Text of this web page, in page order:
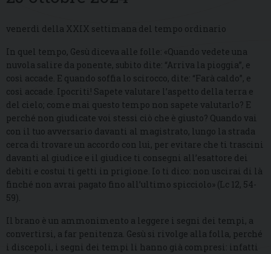
venerdì della XXIX settimana del tempo ordinario
In quel tempo, Gesù diceva alle folle: «Quando vedete una
nuvola salire da ponente, subito dite: “Arriva la pioggia”, e
così accade. E quando soffia lo scirocco, dite: “Farà caldo”, e
così accade. Ipocriti! Sapete valutare l’aspetto della terra e
del cielo; come mai questo tempo non sapete valutarlo? E
perché non giudicate voi stessi ciò che è giusto? Quando vai
con il tuo avversario davanti al magistrato, lungo la strada
cerca di trovare un accordo con lui, per evitare che ti trascini
davanti al giudice e il giudice ti consegni all’esattore dei
debiti e costui ti getti in prigione. Io ti dico: non uscirai di là
finché non avrai pagato fino all’ultimo spicciolo» (Lc 12, 54-
59).
Il brano è un ammonimento a leggere i segni dei tempi, a
convertirsi, a far penitenza. Gesù si rivolge alla folla, perché
i discepoli, i segni dei tempi li hanno già compresi: infatti